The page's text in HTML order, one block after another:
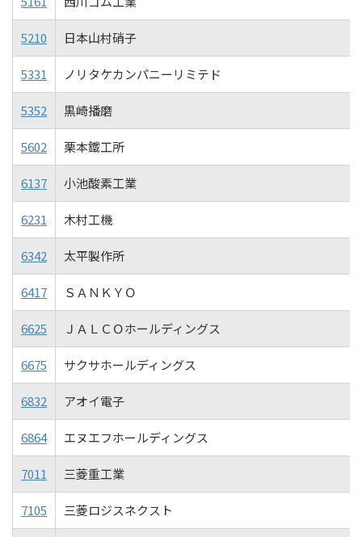
5210 日本山村硝子
5331 ノリタケカンパニーリミテド
5352 黒崎播磨
5602 栗本鐵工所
6137 小池酸素工業
6231 木村工機
6342 太平製作所
6417 ＳＡＮＫＹＯ
6625 ＪＡＬＣＯホールディングス
6675 サクサホールディングス
6832 アオイ電子
6864 エヌエフホールディングス
7011 三菱重工業
7105 三菱ロジスネクスト